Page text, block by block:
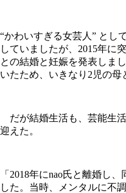
“かわいすぎる女芸人” とし
していましたが、2015年に
との結婚と妊娠を発表しま
いたため、いきなり2児の母
だが結婚生活も、芸能生
迎えた。
「2018年にnao氏と離婚し
した。当時、メンタルに不